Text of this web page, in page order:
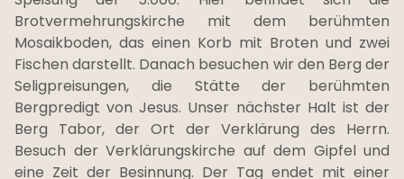
Brotvermehrungskirche mit dem berühmten
Mosaikboden, das einen Korb mit Broten und zwei
Fischen darstellt. Danach besuchen wir den Berg der
Seligpreisungen, die Stätte der berühmten
Bergpredigt von Jesus. Unser nächster Halt ist der
Berg Tabor, der Ort der Verklärung des Herrn.
Besuch der Verklärungskirche auf dem Gipfel und
eine Zeit der Besinnung. Der Tag endet mit einer